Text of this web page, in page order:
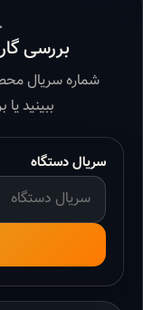
بررسی
شماره سریال
ببینید
سریال دستگاه